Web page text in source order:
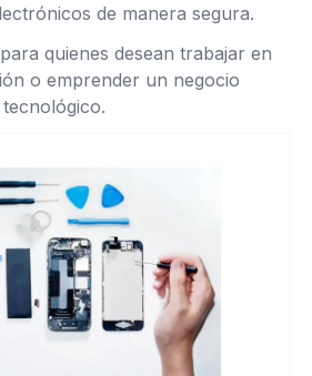
de manera segura.
quienes desean trabajar en
o emprender un negocio